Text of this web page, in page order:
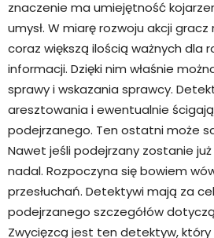
znaczenie ma umiejętność
umysł. W miarę rozwoju akcji
coraz większą ilością ważnych dla
informacji. Dzięki nim właśnie
sprawy i wskazania sprawcy.
aresztowania i ewentualnie
podejrzanego. Ten ostatni może
Nawet jeśli podejrzany zostanie
nadal. Rozpoczyna się bowiem
przesłuchań. Detektywi mają za
podejrzanego szczegółów
Zwycięzcą jest ten detektyw,